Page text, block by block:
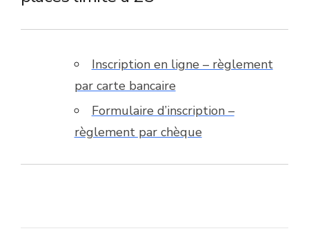
Inscription en ligne – règlement
par carte bancaire
Formulaire d’inscription –
règlement par chèque